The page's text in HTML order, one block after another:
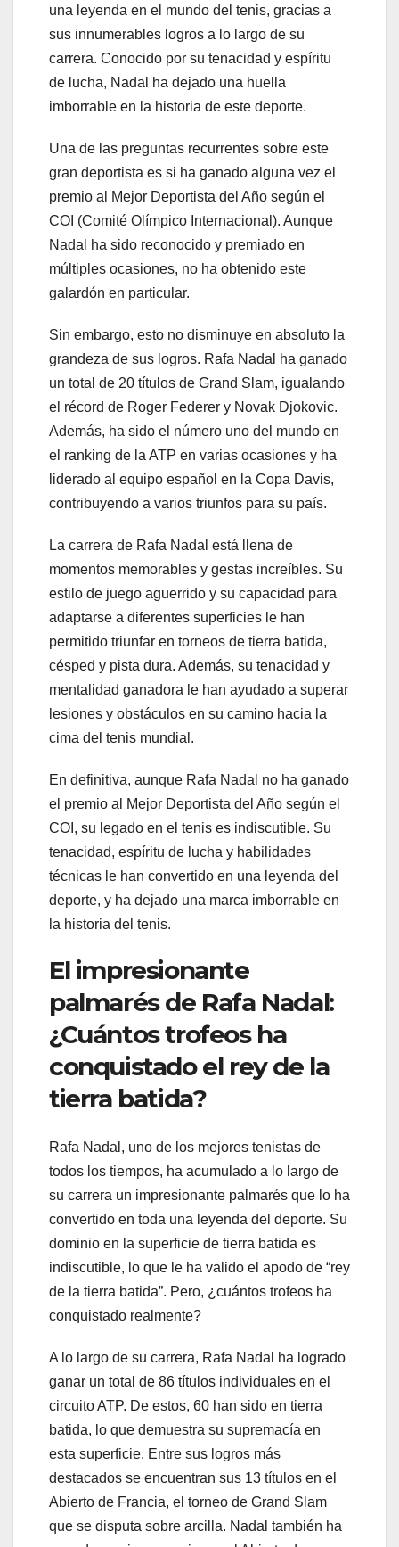
una leyenda en el mundo del tenis, gracias a
sus innumerables logros a lo largo de su
carrera. Conocido por su tenacidad y espíritu
de lucha, Nadal ha dejado una huella
imborrable en la historia de este deporte.
Una de las preguntas recurrentes sobre este
gran deportista es si ha ganado alguna vez el
premio al Mejor Deportista del Año según el
COI (Comité Olímpico Internacional). Aunque
Nadal ha sido reconocido y premiado en
múltiples ocasiones, no ha obtenido este
galardón en particular.
Sin embargo, esto no disminuye en absoluto la
grandeza de sus logros. Rafa Nadal ha ganado
un total de 20 títulos de Grand Slam, igualando
el récord de Roger Federer y Novak Djokovic.
Además, ha sido el número uno del mundo en
el ranking de la ATP en varias ocasiones y ha
liderado al equipo español en la Copa Davis,
contribuyendo a varios triunfos para su país.
La carrera de Rafa Nadal está llena de
momentos memorables y gestas increíbles. Su
estilo de juego aguerrido y su capacidad para
adaptarse a diferentes superficies le han
permitido triunfar en torneos de tierra batida,
césped y pista dura. Además, su tenacidad y
mentalidad ganadora le han ayudado a superar
lesiones y obstáculos en su camino hacia la
cima del tenis mundial.
En definitiva, aunque Rafa Nadal no ha ganado
el premio al Mejor Deportista del Año según el
COI, su legado en el tenis es indiscutible. Su
tenacidad, espíritu de lucha y habilidades
técnicas le han convertido en una leyenda del
deporte, y ha dejado una marca imborrable en
la historia del tenis.
El impresionante
palmarés de Rafa Nadal:
¿Cuántos trofeos ha
conquistado el rey de la
tierra batida?
Rafa Nadal, uno de los mejores tenistas de
todos los tiempos, ha acumulado a lo largo de
su carrera un impresionante palmarés que lo ha
convertido en toda una leyenda del deporte. Su
dominio en la superficie de tierra batida es
indiscutible, lo que le ha valido el apodo de “rey
de la tierra batida”. Pero, ¿cuántos trofeos ha
conquistado realmente?
A lo largo de su carrera, Rafa Nadal ha logrado
ganar un total de 86 títulos individuales en el
circuito ATP. De estos, 60 han sido en tierra
batida, lo que demuestra su supremacía en
esta superficie. Entre sus logros más
destacados se encuentran sus 13 títulos en el
Abierto de Francia, el torneo de Grand Slam
que se disputa sobre arcilla. Nadal también ha